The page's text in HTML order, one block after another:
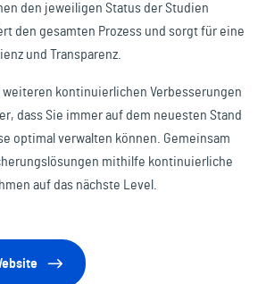
den jeweiligen Status der Studien
den gesamten Prozess und sorgt für eine
und Transparenz.
weiteren kontinuierlichen Verbesserungen
dass Sie immer auf dem neuesten Stand
optimal verwalten können. Gemeinsam
mithilfe kontinuierliche
auf das nächste Level.